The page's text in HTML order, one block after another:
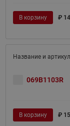
В корзину ₽
069B1103R
В корзину ₽